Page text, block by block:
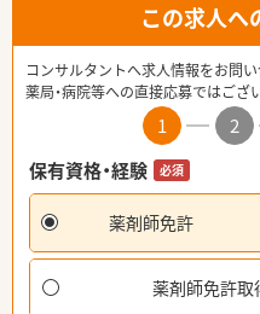
この求人へ
コンサルタントへ求人情報をお問い
薬局・病院等への直接応募ではござ
1 2
保有資格・経験
必須
薬剤師免許
薬剤師免許取